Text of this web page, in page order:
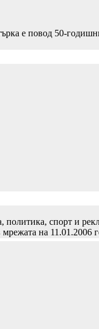
е повод 50-
спорт и
на 11.01.2006